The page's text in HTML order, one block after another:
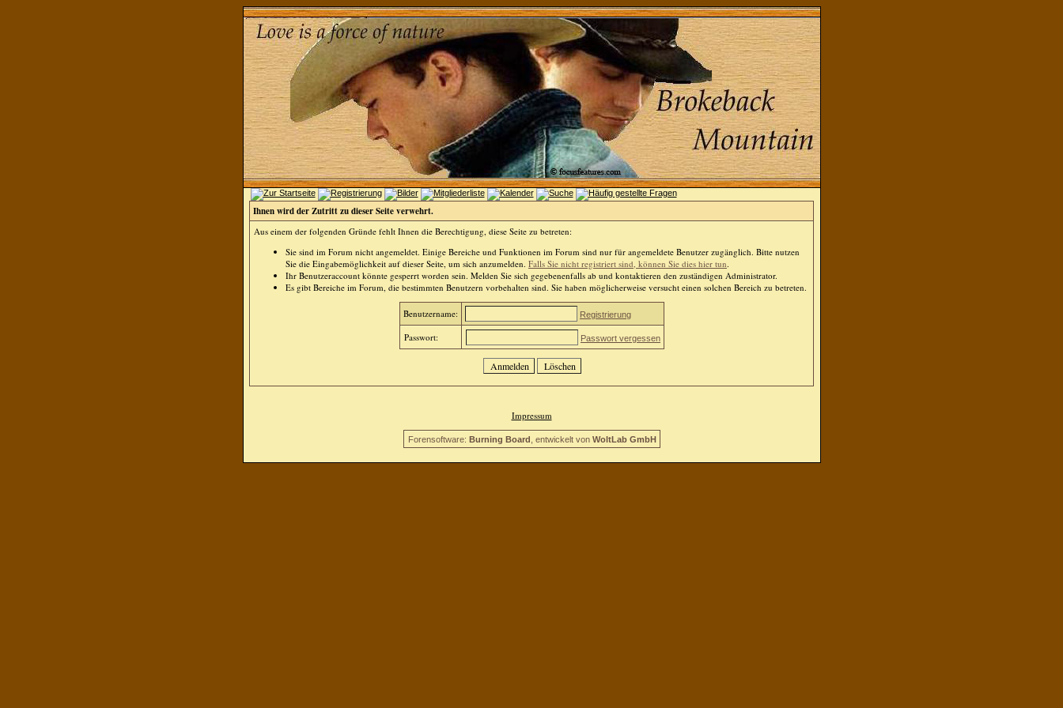
Ihnen wird der Zutritt zu dieser Seite verwehrt.
Aus einem der folgenden Gründe fehlt Ihnen die Berechtigung, diese Seite zu betreten:
Sie sind im Forum nicht angemeldet. Einige Bereiche und Funktionen im Forum sind nur für angemeldete Benutzer zugänglich. Bitte nutzen
Sie die Eingabemöglichkeit auf dieser Seite, um sich anzumelden. Falls Sie nicht registriert sind, können Sie dies hier tun.
Ihr Benutzeraccount könnte gesperrt worden sein. Melden Sie sich gegebenenfalls ab und kontaktieren den zuständigen Administrator.
Es gibt Bereiche im Forum, die bestimmten Benutzern vorbehalten sind. Sie haben möglicherweise versucht einen solchen Bereich zu betreten.
Benutzername: Registrierung
Passwort: Passwort vergessen
Impressum
Forensoftware: Burning Board , entwickelt von WoltLab GmbH